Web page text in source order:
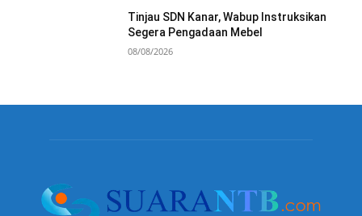
Tinjau SDN Kanar, Wabup Instruksikan
Segera Pengadaan Mebel
08/08/2026